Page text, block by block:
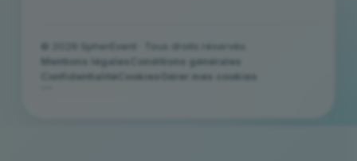
© 2026 SpherEvent · Tous droits réservés.
Mentions légales
Conditions générales
Confidentialité Cookies Gérer mes cookies